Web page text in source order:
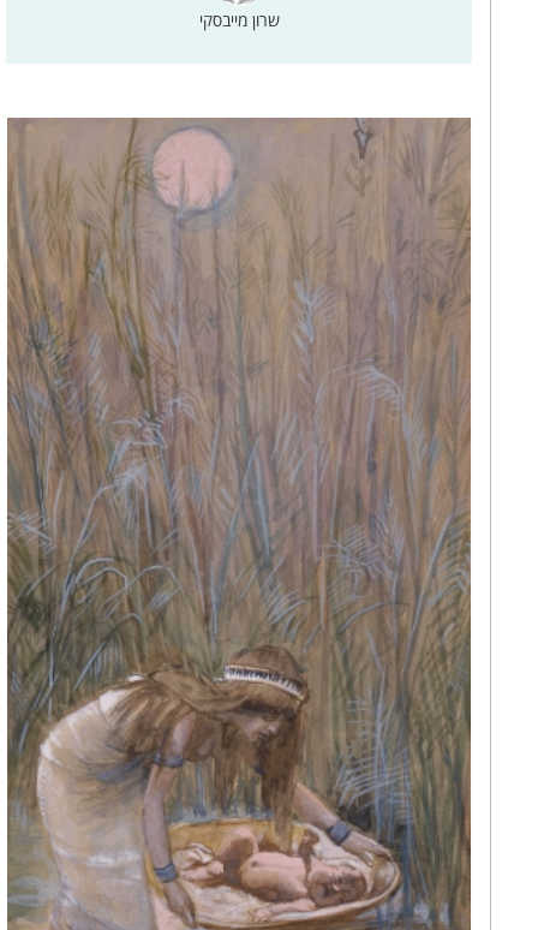
שרון מייבסקי